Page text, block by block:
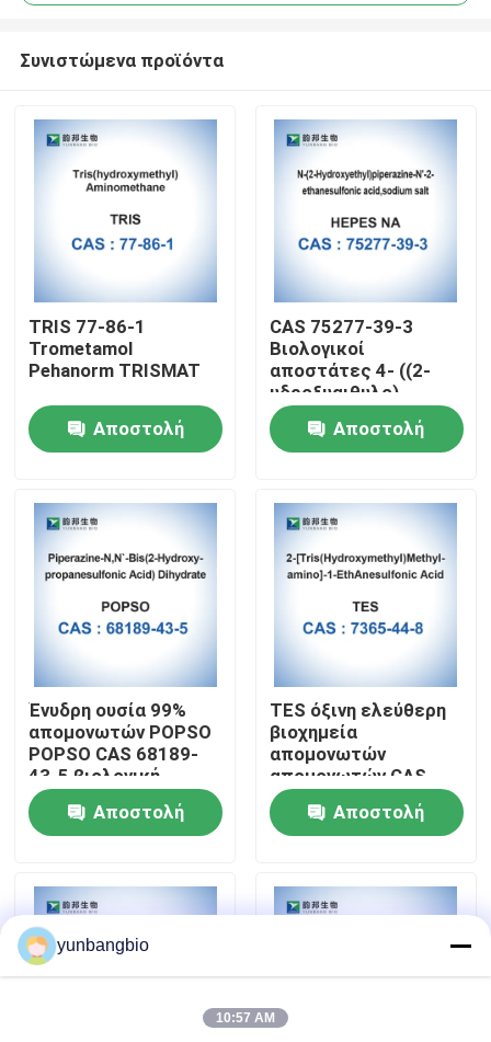
Σπίτι
Γύρος εργοστασίων
Ποιοτικός έλεγχος
Μας ελάτε σε επαφή με
Ειδήσεις
Περιπτώσεις
βιολογικοί απομονωτές
βιοχημικά αντιδραστήρια
Συνιστώμενα προϊόντα
TRIS 77-86-1
Trometamol
Pehanorm TRISMAT
Αποστολή
CAS 75277-39-3
Βιολογικοί
αποστάτες 4- ((2-
υδροξυαιθυλο)
πιπεραζίνη-1-
αιθανουλφονικό οξύ
Αποστολή
Ένυδρη ουσία 99%
απομονωτών POPSO
POPSO CAS 68189-
43-5 βιολογική
Αποστολή
TES όξινη ελεύθερη
βιοχημεία
απομονωτών
απομονωτών CAS
7365-44-8 βιολογική
Αποστολή
yunbangbio
10:57 AM